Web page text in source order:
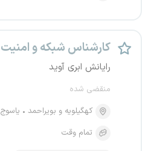
کارشناس شبکه و امنیت
رایانش ابری آوید
منقضی شده
کهگیلویه و بویراحمد
یاسوج
تمام وقت